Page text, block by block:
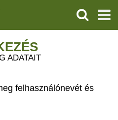
KERESÉS
ADATAIT
felhasználónevét és